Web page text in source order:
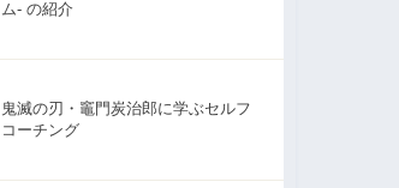
ム- の紹介
鬼滅の刃・竈門炭治郎に学ぶセルフ
コーチング